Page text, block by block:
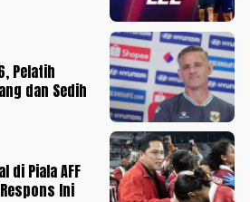
Pelatih
dan Sedih
di Piala AFF
Ini